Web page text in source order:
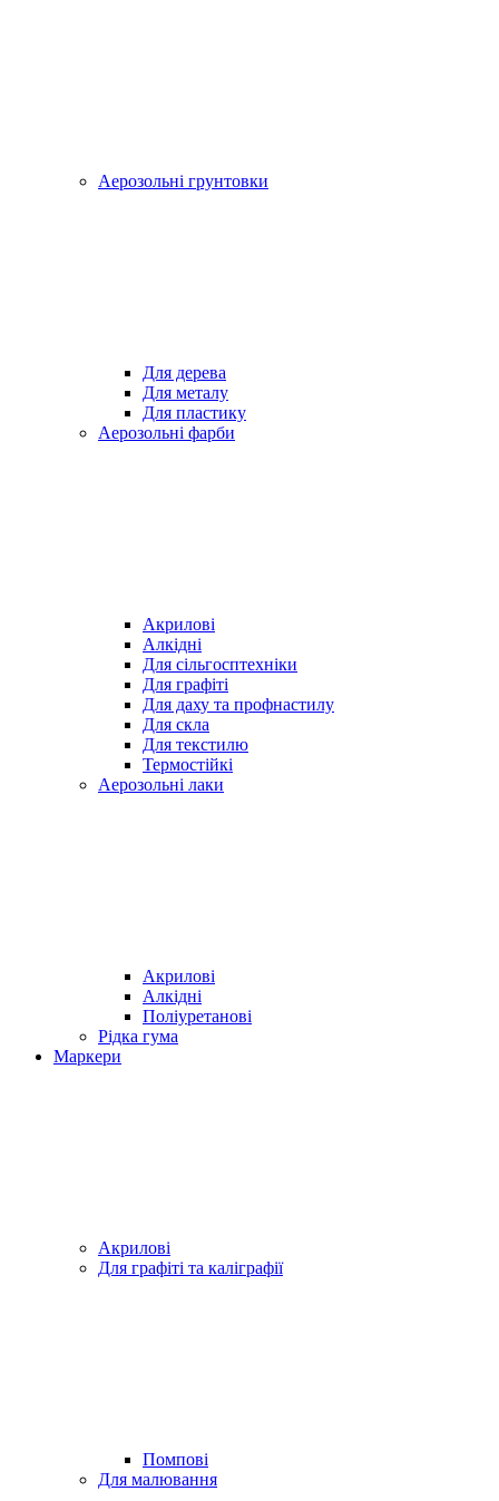
Аерозольні грунтовки
Для дерева
Для металу
Для пластику
Аерозольні фарби
Акрилові
Алкідні
Для cільгосптехніки
Для графіті
Для даху та профнастилу
Для скла
Для текстилю
Термостійкі
Аерозольні лаки
Акрилові
Алкідні
Поліуретанові
Рідка гума
Маркери
Акрилові
Для графіті та каліграфії
Помпові
Для малювання